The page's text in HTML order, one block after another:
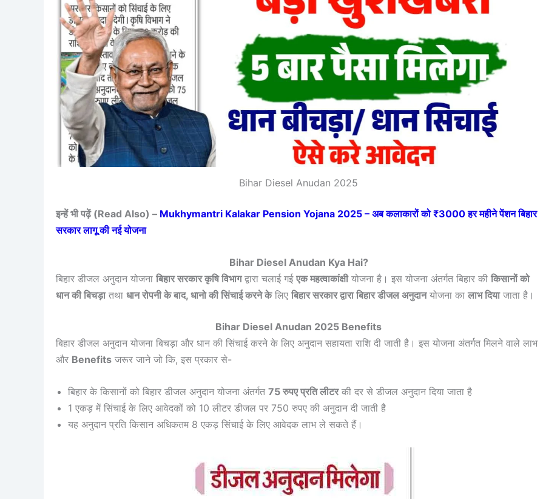
Bihar Diesel Anudan 2025
इन्हें भी पढ़ें (Read Also) – Mukhymantri Kalakar Pension Yojana 2025 – अब कलाकारों को ₹3000 हर महीने पेंशन बिहार
सरकार लागू की नई योजना
Bihar Diesel Anudan Kya Hai?
बिहार डीजल अनुदान योजना बिहार सरकार कृषि विभागद्वारा चलाई गई एक महत्वाकांक्षीयोजना है। इस योजना अंतर्गत बिहार की किसानों को
धान की बिचड़ातथा धान रोपनी के बाद, धानो की सिंचाई करने केलिए बिहार सरकार द्वारा बिहार डीजल अनुदानयोजना का लाभ दियाजाता है।
Bihar Diesel Anudan 2025 Benefits
बिहार डीजल अनुदान योजना बिचड़ा और धान की सिंचाई करने के लिए अनुदान सहायता राशि दी जाती है। इस योजना अंतर्गत मिलने वाले लाभ
और Benefits जरूर जाने जो कि, इस प्रकार से-
बिहार के किसानों को बिहार डीजल अनुदान योजना अंतर्गत 75 रुपए प्रति लीटरकी दर से डीजल अनुदान दिया जाता है
1 एकड़ में सिंचाई के लिए आवेदकों को 10 लीटर डीजल पर 750 रुपए की अनुदान दी जाती है
यह अनुदान प्रति किसान अधिकतम 8 एकड़ सिंचाई के लिए आवेदक लाभ ले सकते हैं।